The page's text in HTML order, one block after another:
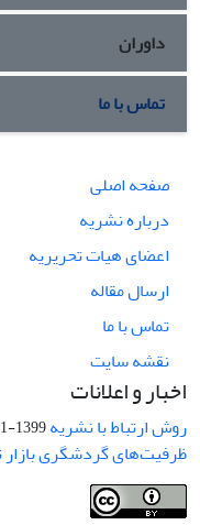
داوران
تماس با ما
صفحه اصلی
درباره نشریه
اعضای هیات تحریریه
ارسال مقاله
تماس با ما
نقشه سایت
اخبار و اعلانات
روش ارتباط با نشریه1399-01-28
ظرفیت‌های گردشگری بازار